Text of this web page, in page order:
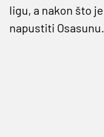
ligu, a nakon što je
napustiti Osasunu.